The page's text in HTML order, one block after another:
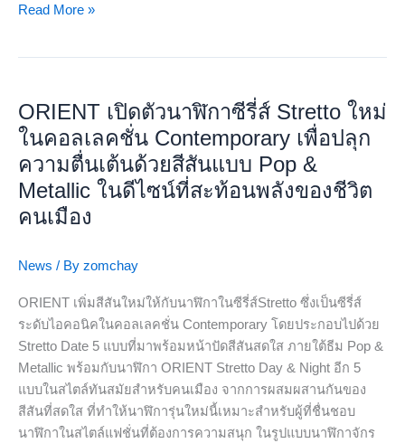
Read More »
ORIENT เปิดตัวนาฬิกาซีรี่ส์ Stretto ใหม่
ในคอลเลคชั่น Contemporary เพื่อปลุก
ความตื่นเต้นด้วยสีสันแบบ Pop &
Metallic ในดีไซน์ที่สะท้อนพลังของชีวิต
คนเมือง
News / By zomchay
ORIENT เพิ่มสีสันใหม่ให้กับนาฬิกาในซีรี่ส์Stretto ซึ่งเป็นซีรี่ส์
ระดับไอคอนิคในคอลเลคชั่น Contemporary โดยประกอบไปด้วย
Stretto Date 5 แบบที่มาพร้อมหน้าปัดสีสันสดใส ภายใต้ธีม Pop &
Metallic พร้อมกับนาฬิกา ORIENT Stretto Day & Night อีก 5
แบบในสไตล์ทันสมัยสำหรับคนเมือง จากการผสมผสานกันของ
สีสันที่สดใส ที่ทำให้นาฬิการุ่นใหม่นี้เหมาะสำหรับผู้ที่ชื่นชอบ
นาฬิกาในสไตล์แฟชั่นที่ต้องการความสนุก ในรูปแบบนาฬิกาจักร
ตัว
นาฬิกา
Stretto
ใหม่
ใน
คชั่น
เพื่อ
ปลุก
ความ
ตื่น
เต้น
ด้วย
สีสัน